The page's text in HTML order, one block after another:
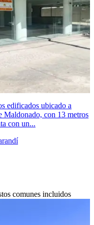
edificados ubicado a
Maldonado, con 13 metros
con un...
comunes incluidos